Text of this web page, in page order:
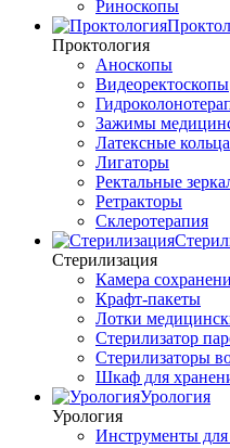
Риноскопы
Проктология
Аноскопы
Видеоректоскопы
Зажимы
Латексные кольца
Лигаторы
Ректальные
Ретракторы
Склеротерапия
Стерилизация
Камера
Крафт-пакеты
Лотки
Стерилизатор
Стерилизаторы
Шкаф для
Урология
Урология
Инструменты